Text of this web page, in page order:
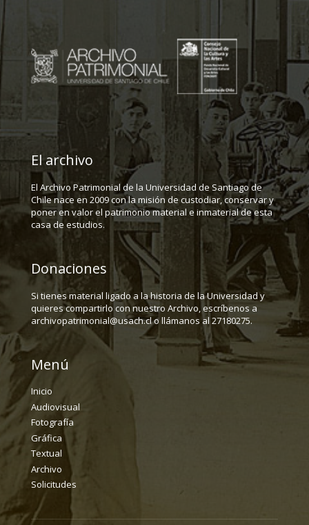
El archivo
El Archivo Patrimonial de la Universidad de Santiago de
Chile nace en 2009 con la misión de custodiar, conservar y
poner en valor el patrimonio material e inmaterial de esta
casa de estudios.
Donaciones
Si tienes material ligado a la historia de la Universidad y
quieres compartirlo con nuestro Archivo, escríbenos a
archivopatrimonial@usach.cl o llámanos al 27180275.
Menú
Inicio
Audiovisual
Fotografía
Gráfica
Textual
Archivo
Solicitudes